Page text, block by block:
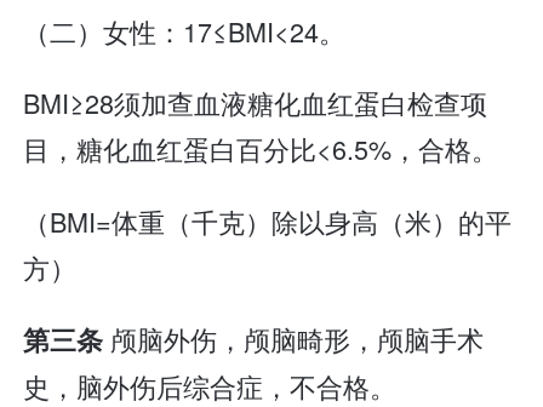
（二）女性：17≤BMI<24。
BMI≥28须加查血液糖化血红蛋白检查项
目，糖化血红蛋白百分比<6.5%，合格。
（BMI=体重（千克）除以身高（米）的平
方）
第三条 颅脑外伤，颅脑畸形，颅脑手术
史，脑外伤后综合症，不合格。